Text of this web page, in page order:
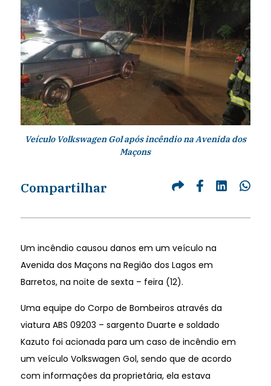
Veículo Volkswagen Gol após incêndio na Avenida dos
Maçons
Compartilhar
Um incêndio causou danos em um veículo na
Avenida dos Maçons na Região dos Lagos em
Barretos, na noite de sexta – feira (12).
Uma equipe do Corpo de Bombeiros através da
viatura ABS 09203 – sargento Duarte e soldado
Kazuto foi acionada para um caso de incêndio em
um veículo Volkswagen Gol, sendo que de acordo
com informações da proprietária, ela estava